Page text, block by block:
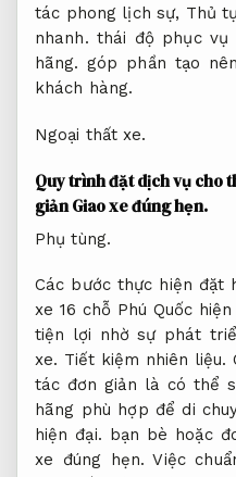
tác phong lịch sự, Thủ
nhanh. thái độ phục vụ
hãng. góp phần tạo
khách hàng.
Ngoại thất xe.
Quy trình đặt dịch vụ cho
giảnGiao xe đúng hẹn.
Phụ tùng.
Các bước thực hiện đặt
xe 16 chỗ Phú Quốc
tiện lợi nhờ sự phát
xe. Tiết kiệm nhiên liệu.
tác đơn giản là có thể
hãng phù hợp để di
hiện đại. bạn bè hoặc
xe đúng hẹn. Việc